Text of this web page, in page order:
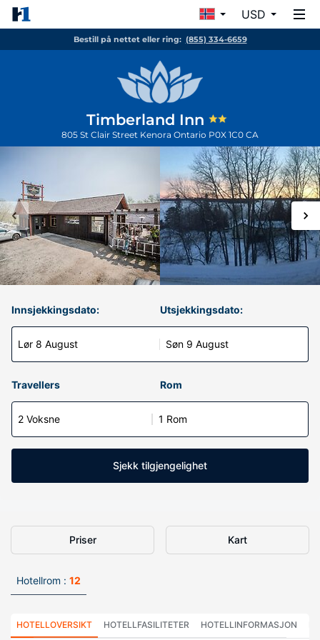
USD
Bestill på nettet eller ring: (855) 334-6659
Timberland Inn
805 St Clair Street Kenora Ontario P0X 1C0 CA
Innsjekkingsdato:
Lør 8 August
Utsjekkingsdato:
Søn 9 August
Travellers Rom
2 Voksne 1 Rom
Sjekk tilgjengelighet
Priser Kart
Hotellrom : 12
HOTELLOVERSIKT HOTELLFASILITETER HOTELLINFORMASJON